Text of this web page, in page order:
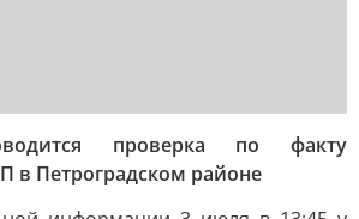
проверка по факту
в Петроградском районе